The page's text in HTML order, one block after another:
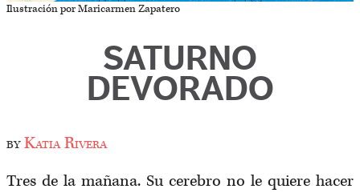
Ilustración por Maricarmen Zapatero
SATURNO
DEVORADO
byKatia Rivera
Tres de la mañana. Su cerebro no le quiere hacer